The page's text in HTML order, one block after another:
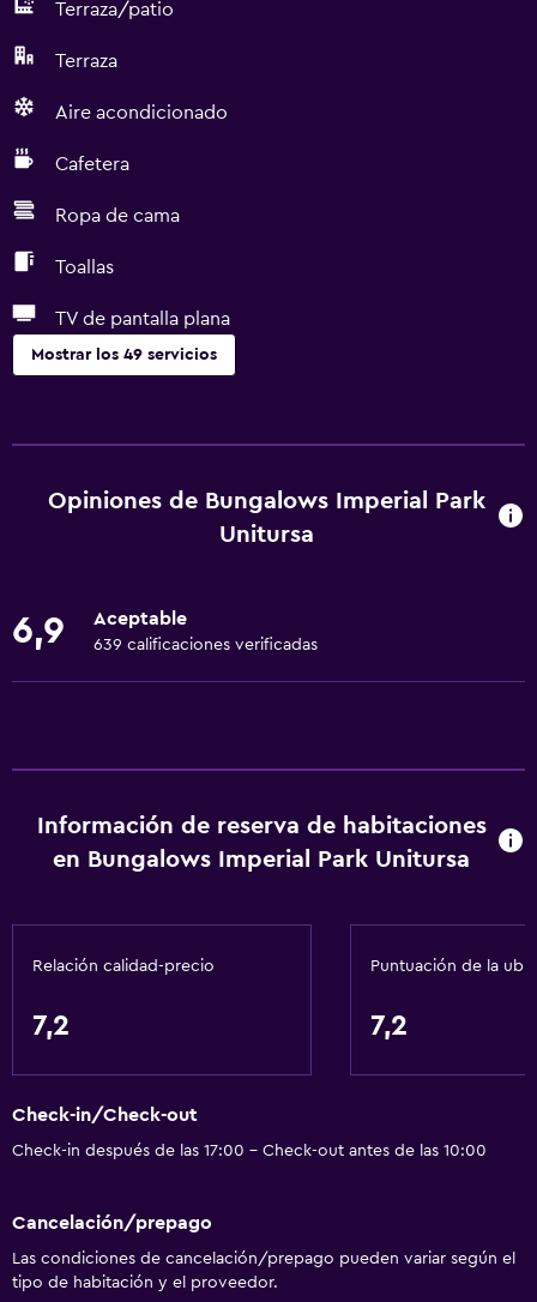
Terraza/patio
Terraza
Aire acondicionado
Cafetera
Ropa de cama
Toallas
TV de pantalla plana
Mostrar los 49 servicios
Microondas
Utensilios de cocina
Comedor
Cocina
Ropa de cama
Toallas
Aire acondicionado
Toallas/ropa de cama (cargo adicional)
Piscina y spa
Spa
Piscina pequeña
Vapor
Opiniones de Bungalows Imperial Park
Unitursa
6,9 Aceptable
639 calificaciones verificadas
Información de reserva de habitaciones
en Bungalows Imperial Park Unitursa
Relación calidad-precio
7,2
Puntuación de la
7,2
Check-in/Check-out
Check-in después de las 17:00 - Check-out antes de las 10:00
Cancelación/prepago
Las condiciones de cancelación/prepago pueden variar según el
tipo de habitación y el proveedor.